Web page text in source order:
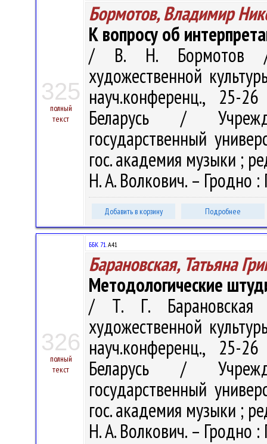
325
полный
текст
Бормотов, Владимир
К вопросу об
/ В. Н. Бормотов //
художественной
науч.конференц., 25-
Беларусь /
государственный
гос. академия музыки ;
Н. А. Волкович. – Гродно
Добавить в корзину Подробнее
326
полный
текст
ББК 71.А41
Барановская, Татьяна
Методологические
/ Т. Г. Барановская
художественной
науч.конференц., 25-
Беларусь /
государственный
гос. академия музыки ;
Н. А. Волкович. – Гродно